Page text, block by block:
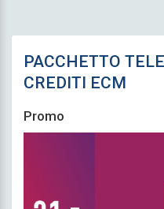
PACCHETTO
CREDITI ECM
Promo